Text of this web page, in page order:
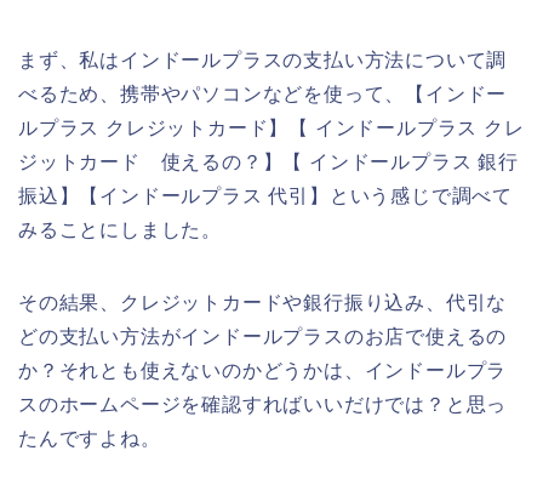
まず、私はインドールプラスの支払い方法について調
べるため、携帯やパソコンなどを使って、【インドー
ルプラス クレジットカード】【 インドールプラス クレ
ジットカード 使えるの？】【 インドールプラス 銀行
振込】【インドールプラス 代引】という感じで調べて
みることにしました。
その結果、クレジットカードや銀行振り込み、代引な
どの支払い方法がインドールプラスのお店で使えるの
か？それとも使えないのかどうかは、インドールプラ
スのホームページを確認すればいいだけでは？と思っ
たんですよね。